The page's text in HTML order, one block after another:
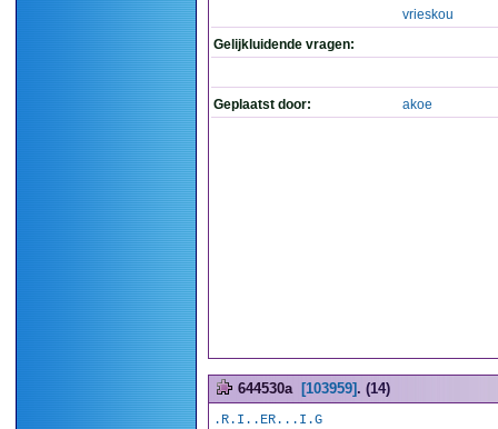
vrieskou
Gelijkluidende vragen:
Geplaatst door: akoe
644530a [103959] . (14)
.R.I..ER...I.G